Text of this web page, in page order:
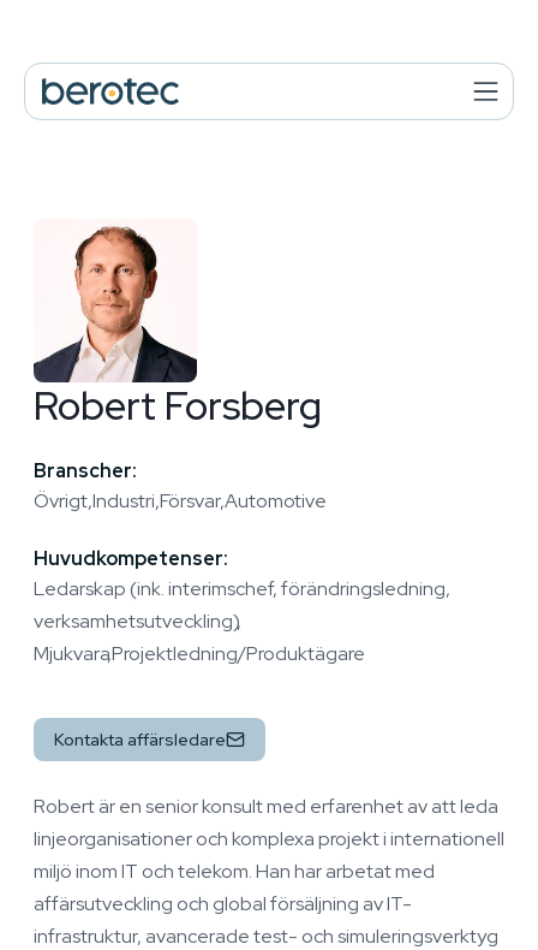
Robert Forsberg
Branscher:
ÖvrigtIndustriFörsvarAutomotive
Huvudkompetenser:
Ledarskap (ink. interimschef, förändringsledning,
verksamhetsutveckling)
MjukvaraProjektledning/Produktägare
Kontakta affärsledare
Robert är en senior konsult med erfarenhet av att leda
linjeorganisationer och komplexa projekt i internationell
miljö inom IT och telekom. Han har arbetat med
affärsutveckling och global försäljning av IT-
infrastruktur, avancerade test- och simuleringsverktyg